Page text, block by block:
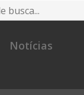
Notícias